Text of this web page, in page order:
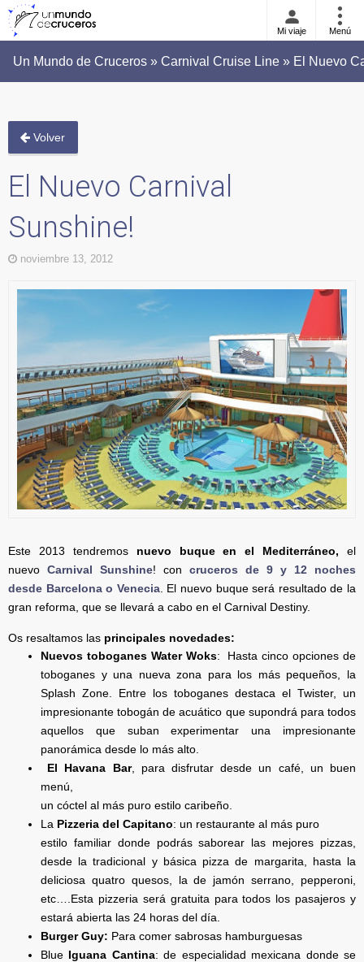
Mi viaje Menú
Un Mundo de Cruceros » Carnival Cruise Line » El Nuevo
Volver
El Nuevo Carnival
Sunshine!
noviembre 13, 2012
Este 2013 tendremos nuevo buque en el Mediterráneo, el
nuevo Carnival Sunshine! con cruceros de 9 y 12 noches
desde Barcelona o Venecia. El nuevo buque será resultado de la
gran reforma, que se llevará a cabo en el Carnival Destiny.
Os resaltamos las principales novedades:
Nuevos toboganes Water Woks: Hasta cinco opciones de
toboganes y una nueva zona para los más pequeños, la
Splash Zone. Entre los toboganes destaca el Twister, un
impresionante tobogán de acuático que supondrá para todos
aquellos que suban experimentar una impresionante
panorámica desde lo más alto.
El Havana Bar, para disfrutar desde un café, un buen
menú,
un cóctel al más puro estilo caribeño.
La Pizzeria del Capitano: un restaurante al más puro
estilo familiar donde podrás saborear las mejores pizzas,
desde la tradicional y básica pizza de margarita, hasta la
deliciosa quatro quesos, la de jamón serrano, pepperoni,
etc….Esta pizzeria será gratuita para todos los pasajeros y
estará abierta las 24 horas del día.
Burger Guy: Para comer sabrosas hamburguesas
Blue Iguana Cantina: de especialidad mexicana donde se